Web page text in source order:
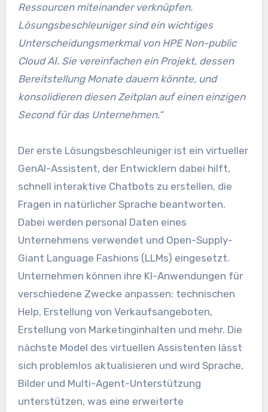
Ressourcen miteinander verknüpfen.
Lösungsbeschleuniger sind ein wichtiges
Unterscheidungsmerkmal von HPE Non-public
Cloud AI. Sie vereinfachen ein Projekt, dessen
Bereitstellung Monate dauern könnte, und
konsolidieren diesen Zeitplan auf einen einzigen
Second für das Unternehmen.“
Der erste Lösungsbeschleuniger ist ein virtueller
GenAI-Assistent, der Entwicklern dabei hilft,
schnell interaktive Chatbots zu erstellen, die
Fragen in natürlicher Sprache beantworten.
Dabei werden personal Daten eines
Unternehmens verwendet und Open-Supply-
Giant Language Fashions (LLMs) eingesetzt.
Unternehmen können ihre KI-Anwendungen für
verschiedene Zwecke anpassen: technischen
Help, Erstellung von Verkaufsangeboten,
Erstellung von Marketinginhalten und mehr. Die
nächste Model des virtuellen Assistenten lässt
sich problemlos aktualisieren und wird Sprache,
Bilder und Multi-Agent-Unterstützung
unterstützen, was eine erweiterte